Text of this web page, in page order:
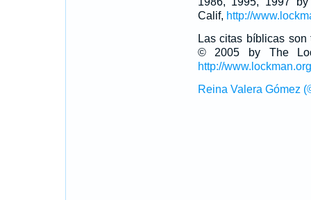
Calif, http://
Las citas bíblicas
© 2005 by The
http://www.lockman.org
Reina Valera Gómez